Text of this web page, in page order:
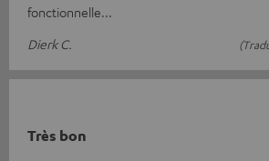
fonctionnelle...
Dierk C.
Très bon